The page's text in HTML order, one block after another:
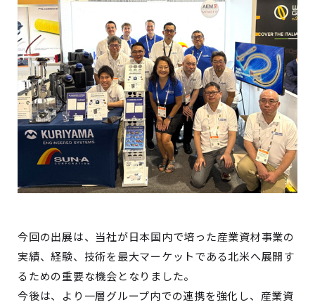
今回の出展は、当社が日本国内で培った産業資材事業の
実績、経験、技術を最大マーケットである北米へ展開す
るための重要な機会となりました。
今後は、より一層グループ内での連携を強化し、産業資